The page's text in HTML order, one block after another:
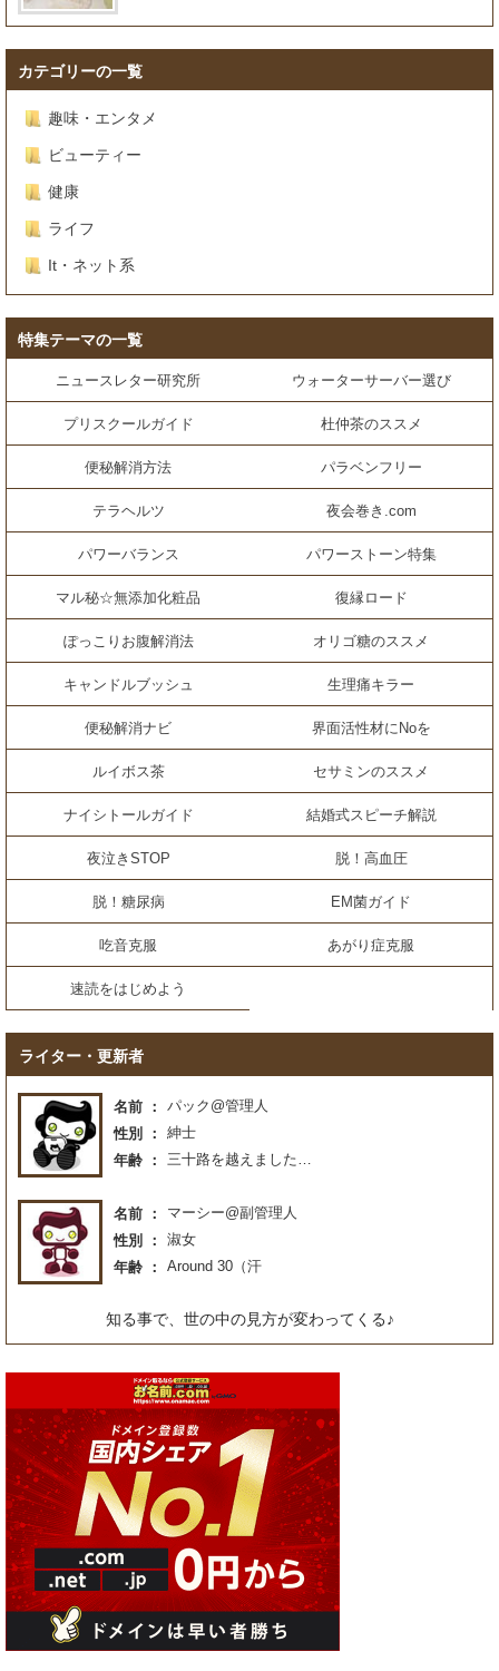
カテゴリーの一覧
趣味・エンタメ
ビューティー
健康
ライフ
It・ネット系
特集テーマの一覧
ニュースレター研究所 ウォーターサーバー選び
プリスクールガイド 杜仲茶のススメ
便秘解消方法 パラベンフリー
テラヘルツ 夜会巻き.com
パワーバランス パワーストーン特集
マル秘☆無添加化粧品 復縁ロード
ぽっこりお腹解消法 オリゴ糖のススメ
キャンドルブッシュ 生理痛キラー
便秘解消ナビ 界面活性材にNoを
ルイボス茶 セサミンのススメ
ナイシトールガイド 結婚式スピーチ解説
夜泣きSTOP 脱！高血圧
脱！糖尿病 EM菌ガイド
吃音克服 あがり症克服
速読をはじめよう
ライター・更新者
名前
パック@管理人
性別
紳士
年齢
三十路を越えました…
名前
マーシー@副管理人
性別
淑女
年齢
Around 30（汗
知る事で、世の中の見方が変わってくる♪